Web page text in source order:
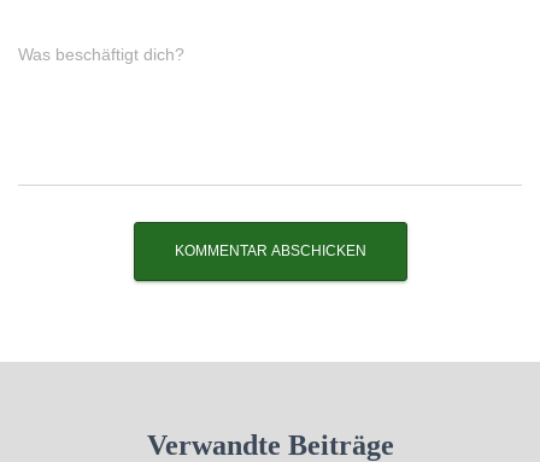
Was beschäftigt dich?
Verwandte Beiträge